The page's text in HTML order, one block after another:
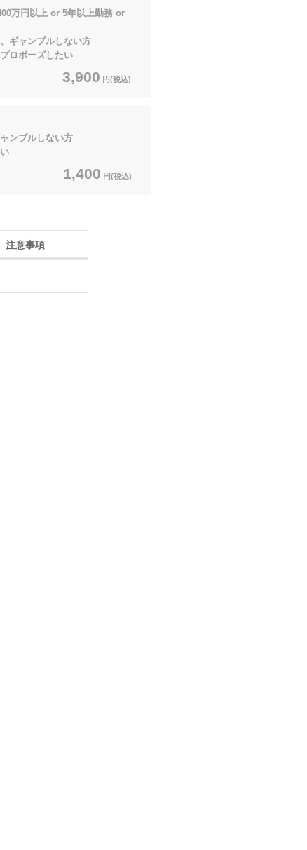
万円以上 or 5年以上勤務 or
ャンブルしない方
ーズしたい
3,900 円(税込)
ンブルしない方
1,400 円(税込)
注意事項